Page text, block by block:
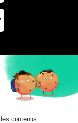
base de donnée
d’exploiter les
laisser un tiers les
sans accord
une violation des